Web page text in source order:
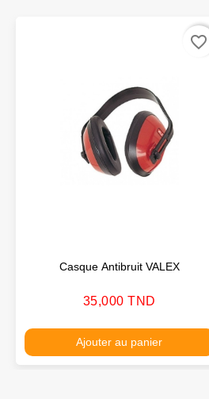
Casque Antibruit VALEX
Prix
35,000 TND
Ajouter au panier
favorite_border